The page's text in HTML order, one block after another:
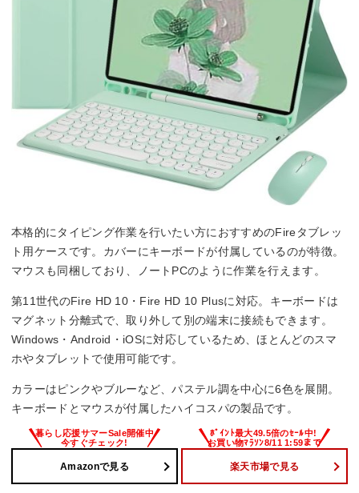
本格的にタイピング作業を行いたい方におすすめのFireタブレッ
ト用ケースです。カバーにキーボードが付属しているのが特徴。
マウスも同梱しており、ノートPCのように作業を行えます。
第11世代のFire HD 10・Fire HD 10 Plusに対応。キーボードは
マグネット分離式で、取り外して別の端末に接続もできます。
Windows・Android・iOSに対応しているため、ほとんどのスマ
ホやタブレットで使用可能です。
カラーはピンクやブルーなど、パステル調を中心に6色を展開。
キーボードとマウスが付属したハイコスパの製品です。
Amazonで見る 楽天市場で見る